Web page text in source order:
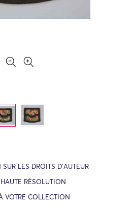
LES DROITS D’AUTEUR
RÉSOLUTION
VOTRE COLLECTION